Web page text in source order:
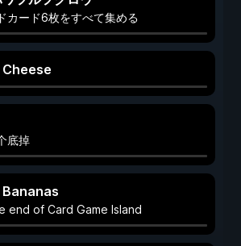
カード6枚をすべて集める
底掉
end of Card Game Island